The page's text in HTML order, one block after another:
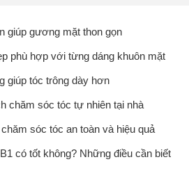
giúp gương mặt thon gọn
phù hợp với từng dáng khuôn mặt
giúp tóc trông dày hơn
chăm sóc tóc tự nhiên tại nhà
sóc tóc an toàn và hiệu quả
có tốt không? Những điều cần biết